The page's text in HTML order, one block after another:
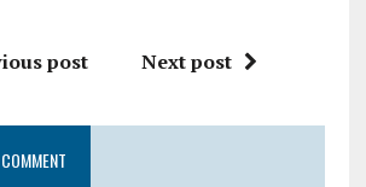
post Next post